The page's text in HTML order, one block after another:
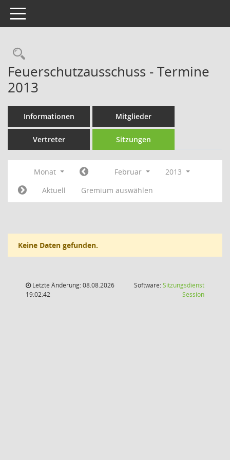
Toggle navigation
Rechercheauswahl
Feuerschutzausschuss - Termine
2013
Informationen Mitglieder
Vertreter Sitzungen
Monat Februar
2013
Aktuell
Gremium auswählen
Keine Daten gefunden.
Letzte Änderung: 08.08.2026
19:02:42
Software:Sitzungsdienst
Session(Wird in